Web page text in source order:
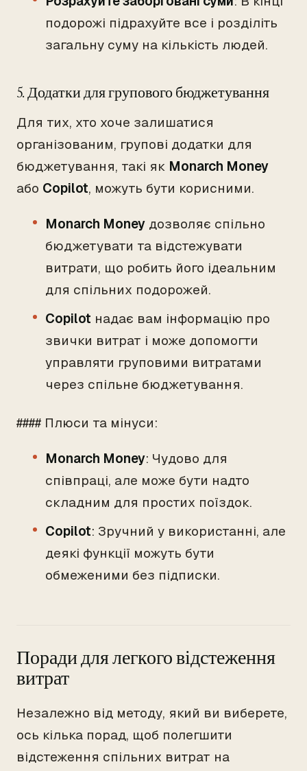
подорожі підрахуйте все і розділіть
загальну суму на кількість людей.
5. Додатки для групового бюджетування
Для тих, хто хоче залишатися
організованим, групові додатки для
бюджетування, такі як Monarch Money
або Copilot, можуть бути корисними.
Monarch Money дозволяє спільно
бюджетувати та відстежувати
витрати, що робить його ідеальним
для спільних подорожей.
Copilot надає вам інформацію про
звички витрат і може допомогти
управляти груповими витратами
через спільне бюджетування.
#### Плюси та мінуси:
Monarch Money: Чудово для
співпраці, але може бути надто
складним для простих поїздок.
Copilot: Зручний у використанні, але
деякі функції можуть бути
обмеженими без підписки.
Поради для легкого відстеження
витрат
Незалежно від методу, який ви виберете,
ось кілька порад, щоб полегшити
відстеження спільних витрат на